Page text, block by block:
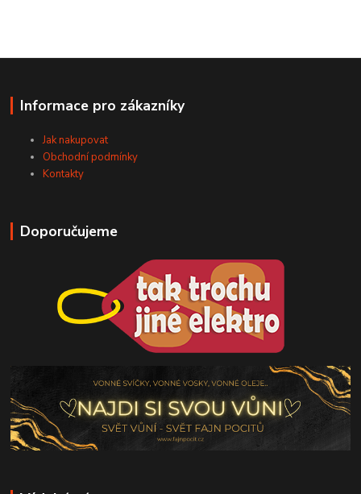
Informace pro zákazníky
Jak nakupovat
Obchodní podmínky
Kontakty
Doporučujeme